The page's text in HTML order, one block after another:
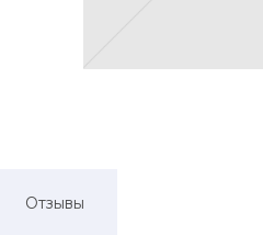
Отзывы